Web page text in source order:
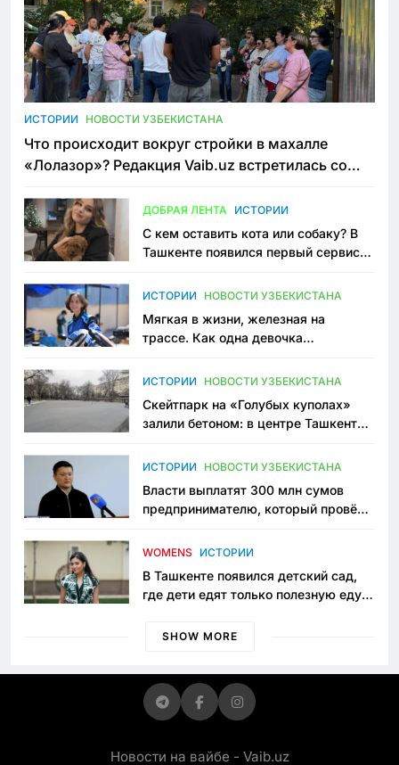
ИСТОРИИ НОВОСТИ УЗБЕКИСТАНА
Что происходит вокруг стройки в махалле
«Лолазор»? Редакция Vaib.uz встретилась со
ДОБРАЯ ЛЕНТА ИСТОРИИ
С кем оставить кота или собаку? В
Ташкенте появился первый сервис
ИСТОРИИ НОВОСТИ УЗБЕКИСТАНА
Мягкая в жизни, железная на
трассе. Как одна девочка
Узбекистане
ИСТОРИИ НОВОСТИ УЗБЕКИСТАНА
Скейтпарк на «Голубых куполах»
залили бетоном: в центре Ташкента
пространство
ИСТОРИИ НОВОСТИ УЗБЕКИСТАНА
Власти выплатят 300 млн сумов
предпринимателю, который провёл
приговору
WOMENS ИСТОРИИ
В Ташкенте появился детский сад,
где дети едят только полезную еду.
просить «кашу без сахара»
SHOW MORE
Новости на вайбе - Vaib.uz